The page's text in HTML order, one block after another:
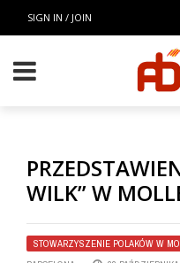
SIGN IN / JOIN
WILK” W
STOWARZYSZENIE POLAKÓW W